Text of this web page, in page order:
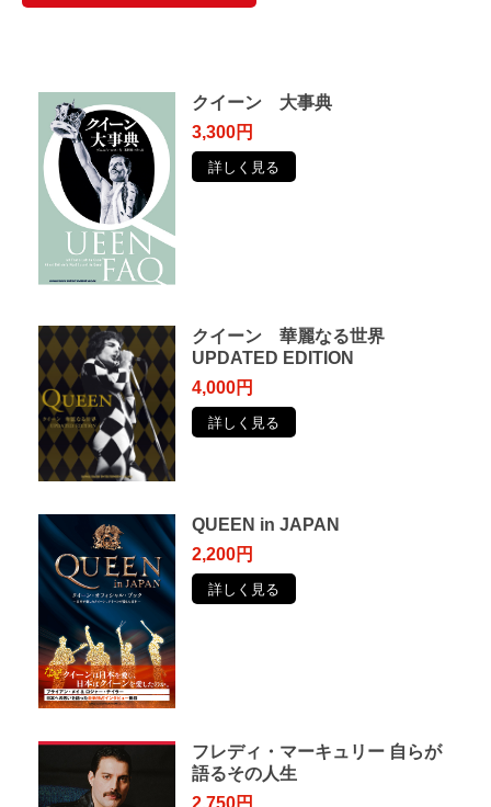
クイーン 大事典
3,300円
詳しく見る
クイーン 華麗なる世界
UPDATED EDITION
4,000円
詳しく見る
QUEEN in JAPAN
2,200円
詳しく見る
フレディ・マーキュリー ⾃らが
語るその⼈⽣
2,750円